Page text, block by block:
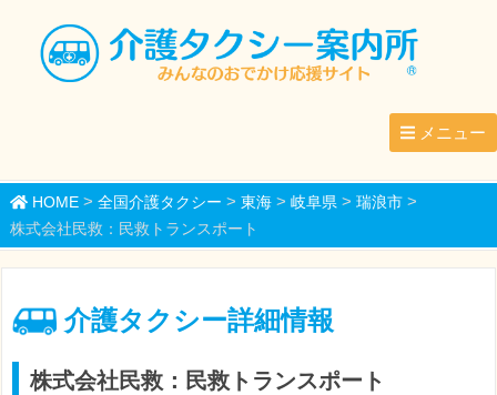
メニュー
HOME> 全国介護タクシー > 東海> 岐阜県> 瑞浪市>
株式会社民救：民救トランスポート
介護タクシー詳細情報
株式会社民救：民救トランスポート